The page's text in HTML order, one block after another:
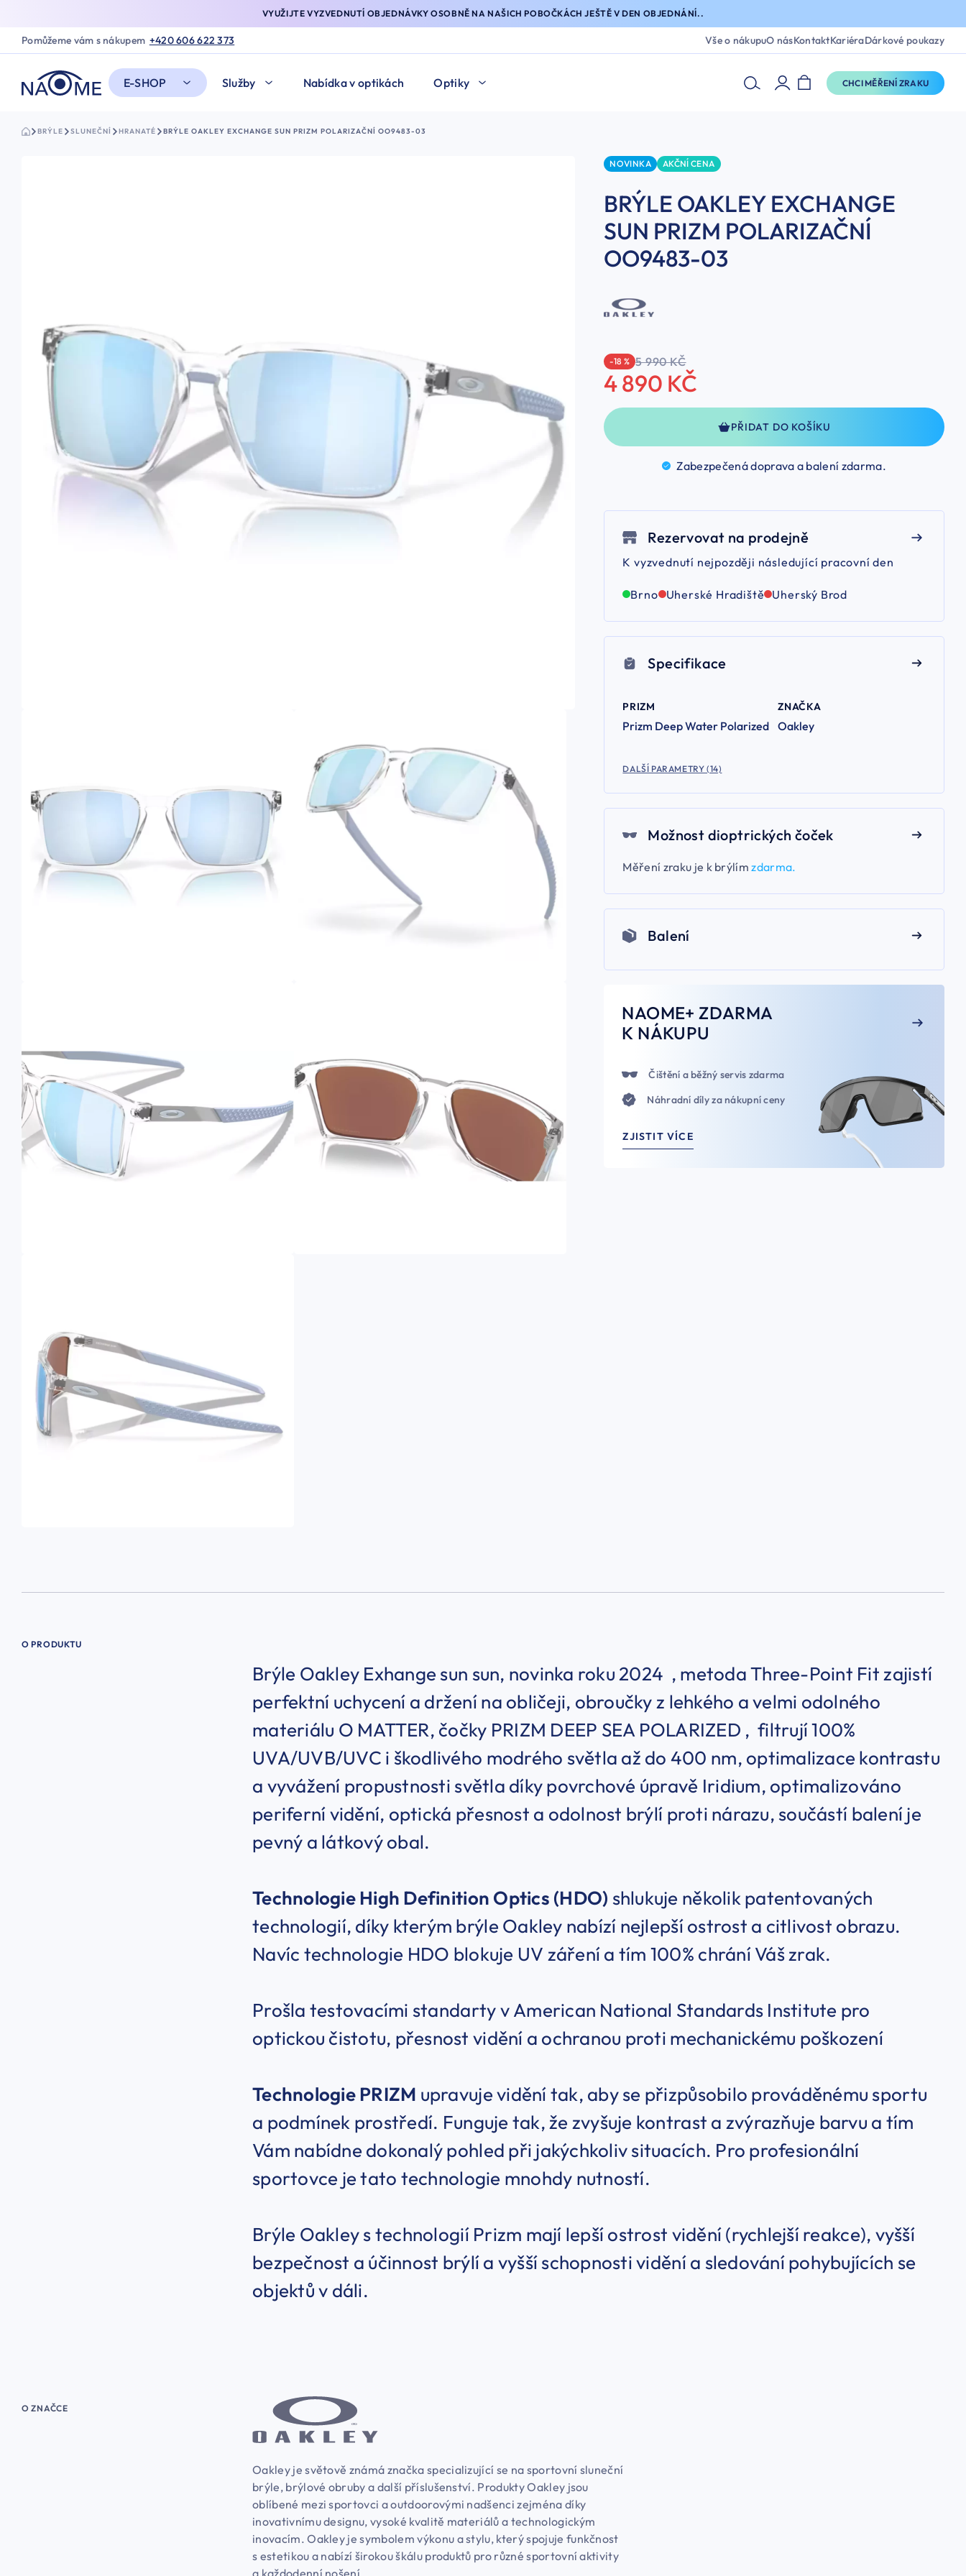
VYUŽIJTE VYZVEDNUTÍ OBJEDNÁVKY OSOBNĚ NA NAŠICH POBOČKÁCH JEŠTĚ V DEN OBJEDNÁNÍ..
Pomůžeme vám s nákupem +420 606 622 373 Vše o nákupuO násKontaktKariéraDárkové poukazy
E-SHOP Služby Nabídka v optikách Optiky CHCI MĚŘENÍ ZRAKU
BRÝLE SLUNEČNÍ HRANATÉ BRÝLE OAKLEY EXCHANGE SUN PRIZM POLARIZAČNÍ OO9483-03
NOVINKA AKČNÍ CENA
BRÝLE OAKLEY EXCHANGE
SUN PRIZM POLARIZAČNÍ
OO9483-03
-18 % 5 990 KČ
4 890 KČ
PŘIDAT DO KOŠÍKU
Zabezpečená doprava a balení zdarma.
Rezervovat na prodejně
K vyzvednutí nejpozději následující pracovní den
Brno Uherské Hradiště Uherský Brod
Specifikace
PRIZM
Prizm Deep Water Polarized
ZNAČKA
Oakley
DALŠÍ PARAMETRY (14)
Možnost dioptrických čoček
Měření zraku je k brýlímzdarma.
Balení
NAOME+ ZDARMA
K NÁKUPU
Čištění a běžný servis zdarma
Náhradní díly za nákupní ceny
ZJISTIT VÍCE
O PRODUKTU
Brýle Oakley Exhange sun sun, novinka roku 2024 , metoda Three-Point Fit zajistí
perfektní uchycení a držení na obličeji, obroučky z lehkého a velmi odolného
materiálu O MATTER, čočky PRIZM DEEP SEA POLARIZED , filtrují 100%
UVA/UVB/UVC i škodlivého modrého světla až do 400 nm, optimalizace kontrastu
a vyvážení propustnosti světla díky povrchové úpravě Iridium, optimalizováno
periferní vidění, optická přesnost a odolnost brýlí proti nárazu, součástí balení je
pevný a látkový obal.
Technologie High Definition Optics (HDO) shlukuje několik patentovaných
technologií, díky kterým brýle Oakley nabízí nejlepší ostrost a citlivost obrazu.
Navíc technologie HDO blokuje UV záření a tím 100% chrání Váš zrak.
Prošla testovacími standarty v American National Standards Institute pro
optickou čistotu, přesnost vidění a ochranou proti mechanickému poškození
Technologie PRIZM upravuje vidění tak, aby se přizpůsobilo prováděnému sportu
a podmínek prostředí. Funguje tak, že zvyšuje kontrast a zvýrazňuje barvu a tím
Vám nabídne dokonalý pohled při jakýchkoliv situacích. Pro profesionální
sportovce je tato technologie mnohdy nutností.
Brýle Oakley s technologií Prizm mají lepší ostrost vidění (rychlejší reakce), vyšší
bezpečnost a účinnost brýlí a vyšší schopnosti vidění a sledování pohybujících se
objektů v dáli.
O ZNAČCE
Oakley je světově známá značka specializující se na sportovní sluneční
brýle, brýlové obruby a další příslušenství. Produkty Oakley jsou
oblíbené mezi sportovci a outdoorovými nadšenci zejména díky
inovativnímu designu, vysoké kvalitě materiálů a technologickým
inovacím. Oakley je symbolem výkonu a stylu, který spojuje funkčnost
s estetikou a nabízí širokou škálu produktů pro různé sportovní aktivity